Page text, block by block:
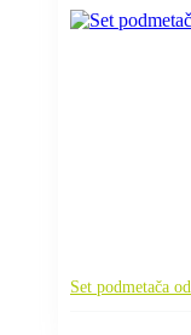
Set podmetača